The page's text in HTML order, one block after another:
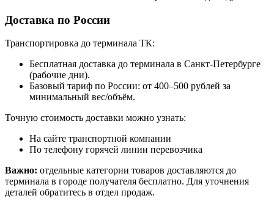
Доставка по России
Транспортировка до терминала ТК:
Бесплатная доставка до терминала в Санкт-Петербурге
(рабочие дни).
Базовый тариф по России: от 400–500 рублей за
минимальный вес/объём.
Точную стоимость доставки можно узнать:
На сайте транспортной компании
По телефону горячей линии перевозчика
Важно: отдельные категории товаров доставляются до
терминала в городе получателя бесплатно. Для уточнения
деталей обратитесь в отдел продаж.